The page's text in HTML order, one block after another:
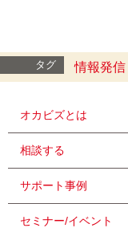
タグ 情報発信
オカビズとは
相談する
サポート事例
セミナー/イベント